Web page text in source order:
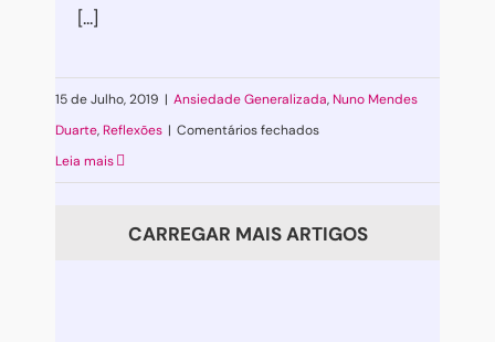
[...]
15 de Julho, 2019 | Ansiedade Generalizada, Nuno Mendes
Duarte, Reflexões | Comentários fechadosem
Leia mais
CARREGAR MAIS ARTIGOS